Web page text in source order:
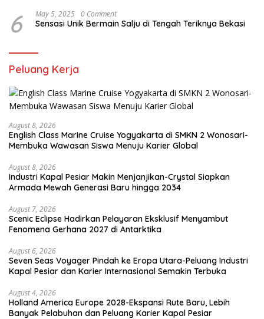
6 May 5, 2025 0 Comment
Sensasi Unik Bermain Salju di Tengah Teriknya Bekasi
Peluang Kerja
August 8, 2026
English Class Marine Cruise Yogyakarta di SMKN 2 Wonosari-
Membuka Wawasan Siswa Menuju Karier Global
August 8, 2026
Industri Kapal Pesiar Makin Menjanjikan-Crystal Siapkan
Armada Mewah Generasi Baru hingga 2034
August 7, 2026
Scenic Eclipse Hadirkan Pelayaran Eksklusif Menyambut
Fenomena Gerhana 2027 di Antarktika
August 6, 2026
Seven Seas Voyager Pindah ke Eropa Utara-Peluang Industri
Kapal Pesiar dan Karier Internasional Semakin Terbuka
August 4, 2026
Holland America Europe 2028-Ekspansi Rute Baru, Lebih
Banyak Pelabuhan dan Peluang Karier Kapal Pesiar